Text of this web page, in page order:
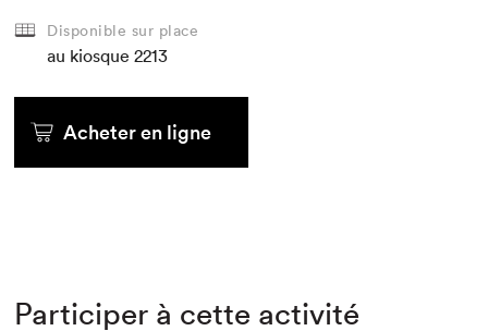
Disponible sur place
au kiosque 2213
Acheter en ligne
Participer à cette activité